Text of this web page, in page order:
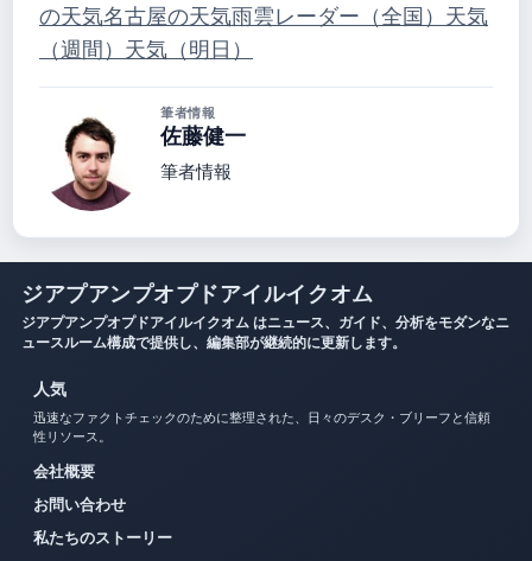
の天気名古屋の天気雨雲レーダー（全国） 天気
（週間） 天気（明日）
筆者情報
佐藤健一
筆者情報
ジアプアンプオプドアイルイクオム
ジアプアンプオプドアイルイクオム はニュース、ガイド、分析をモダンなニ
ュースルーム構成で提供し、編集部が継続的に更新します。
人気
迅速なファクトチェックのために整理された、日々のデスク・ブリーフと信頼
性リソース。
会社概要
お問い合わせ
私たちのストーリー